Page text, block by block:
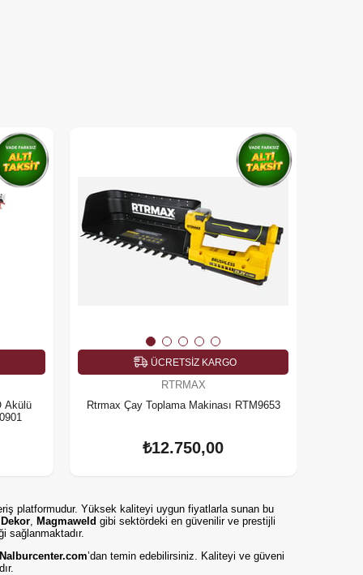
Akülü
ÜCRETSIZ KARGO
RTRMAX
Rtrmax Çay Toplama Makinası RTM9653
₺12.750,00
platformudur. Yüksek kaliteyi uygun fiyatlarla sunan bu
Dekor, Magmaweld gibi sektördeki en güvenilir ve prestijli
sağlanmaktadır.
Nalburcenter.com’dan temin edebilirsiniz. Kaliteyi ve güveni